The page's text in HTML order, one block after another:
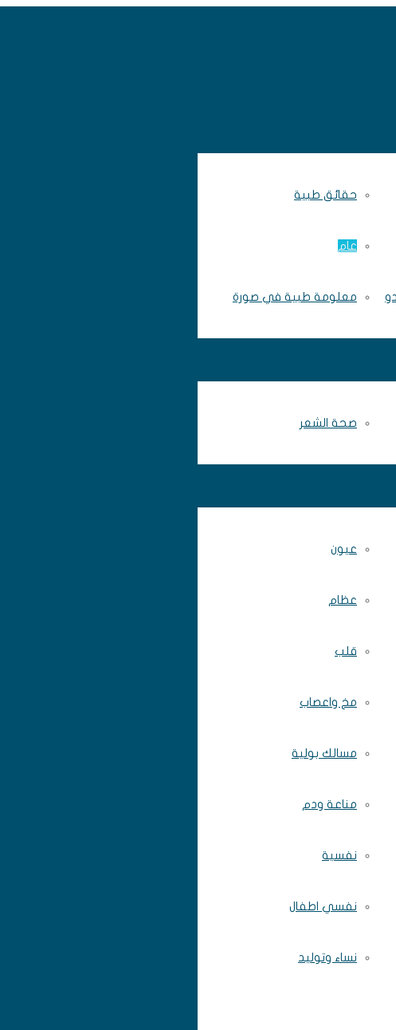
حقائق طبية
عام
معلومة طبية في صورة
صحة الشعر
عيون
عظام
قلب
مخ واعصاب
مسالك بولية
مناعة ودم
نفسية
نفسي اطفال
نساء وتوليد